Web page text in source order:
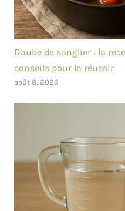
Daube de sanglier : la
conseils pour la réussir
août 8, 2026